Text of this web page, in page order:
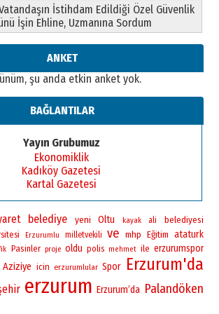
idi… Hakka yürüdü.!
2026 Perşembe
adamı Faruk Terzioğlu!
Sekmen’den Erzurum’a
vizyon proje daha!
2026 Pazar
İstihdam Edildiği Özel Güvenlik
İşin Ehline, Uzmanına Sordum
ANKET
şu anda etkin anket yok.
BAĞLANTILAR
Yayın Grubumuz
Ekonomiklik
Kadıköy Gazetesi
Kartal Gazetesi
belediye yeni Oltu kayak ali belediyesi
Erzurumlu milletvekili ve mhp Eğitim ataturk
Pasinler proje oldu polis mehmet ile erzurumspor
Aziziye icin erzurumlular Spor Erzurum'da
erzurum Erzurum’da Palandöken